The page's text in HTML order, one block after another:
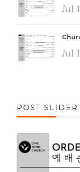
Jul
Jul
POST SLIDER